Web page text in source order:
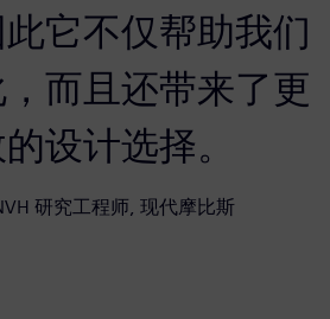
它不仅帮助我们
而且还带来了更
设计选择。
研究工程师, 现代摩比斯